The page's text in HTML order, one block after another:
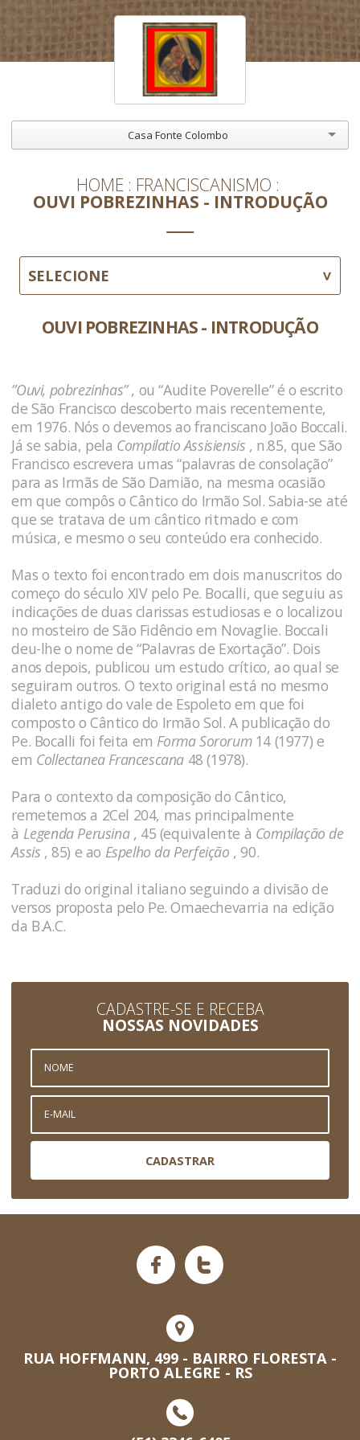
Casa Fonte Colombo
HOME FRANCISCANISMO
OUVI POBREZINHAS - INTRODUÇÃO
SELECIONE
OUVI POBREZINHAS - INTRODUÇÃO
”Ouvi, pobrezinhas”, ou “Audite Poverelle” é o escrito
de São Francisco descoberto mais recentemente,
em 1976. Nós o devemos ao franciscano João Boccali.
Já se sabia, pela Compilatio Assisiensis , n.85, que São
Francisco escrevera umas “palavras de consolação”
para as Irmãs de São Damião, na mesma ocasião
em que compôs o Cântico do Irmão Sol. Sabia-se até
que se tratava de um cântico ritmado e com
música, e mesmo o seu conteúdo era conhecido.
Mas o texto foi encontrado em dois manuscritos do
começo do século XIV pelo Pe. Bocalli, que seguiu as
indicações de duas clarissas estudiosas e o localizou
no mosteiro de São Fidêncio em Novaglie. Boccali
deu-lhe o nome de “Palavras de Exortação”. Dois
anos depois, publicou um estudo crítico, ao qual se
seguiram outros. O texto original está no mesmo
dialeto antigo do vale de Espoleto em que foi
composto o Cântico do Irmão Sol. A publicação do
Pe. Bocalli foi feita em Forma Sororum 14 (1977) e
em Collectanea Francescana 48 (1978).
Para o contexto da composição do Cântico,
remetemos a 2Cel 204, mas principalmente
à Legenda Perusina , 45 (equivalente à Compilação de
Assis , 85) e ao Espelho da Perfeição , 90.
Traduzi do original italiano seguindo a divisão de
versos proposta pelo Pe. Omaechevarria na edição
da B.A.C.
CADASTRE-SE E RECEBA
NOSSAS NOVIDADES
CADASTRAR
RUA HOFFMANN, 499 - BAIRRO FLORESTA -
PORTO ALEGRE - RS